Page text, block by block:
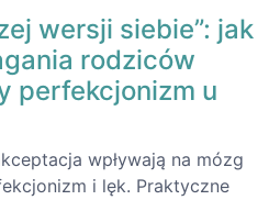
wersji siebie”: jak
rodziców
perfekcjonizm u
wpływają na mózg
i lęk. Praktyczne